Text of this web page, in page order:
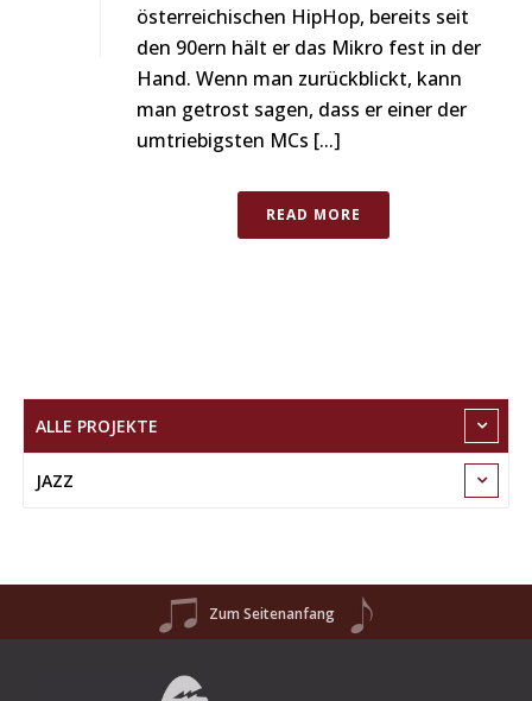
österreichischen HipHop, bereits seit
den 90ern hält er das Mikro fest in der
Hand. Wenn man zurückblickt, kann
man getrost sagen, dass er einer der
umtriebigsten MCs [...]
READ MORE
ALLE PROJEKTE
JAZZ
Zum Seitenanfang